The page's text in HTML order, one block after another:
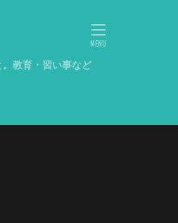
教育・習い事など